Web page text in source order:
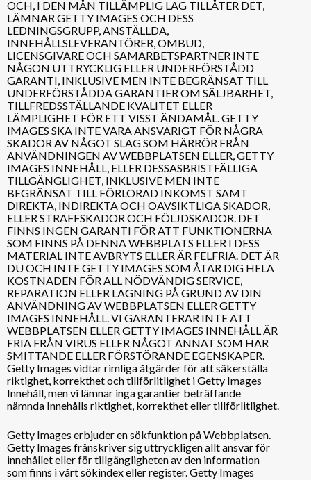
OCH, I DEN MÅN TILLÄMPLIG LAG TILLÅTER DET,
LÄMNAR GETTY IMAGES OCH DESS
LEDNINGSGRUPP, ANSTÄLLDA,
INNEHÅLLSLEVERANTÖRER, OMBUD,
LICENSGIVARE OCH SAMARBETSPARTNER INTE
NÅGON UTTRYCKLIG ELLER UNDERFÖRSTÅDD
GARANTI, INKLUSIVE MEN INTE BEGRÄNSAT TILL
UNDERFÖRSTÅDDA GARANTIER OM SÄLJBARHET,
TILLFREDSSTÄLLANDE KVALITET ELLER
LÄMPLIGHET FÖR ETT VISST ÄNDAMÅL. GETTY
IMAGES SKA INTE VARA ANSVARIGT FÖR NÅGRA
SKADOR AV NÅGOT SLAG SOM HÄRRÖR FRÅN
ANVÄNDNINGEN AV WEBBPLATSEN ELLER, GETTY
IMAGES INNEHÅLL, ELLER DESSASBRISTFÄLLIGA
TILLGÄNGLIGHET, INKLUSIVE MEN INTE
BEGRÄNSAT TILL FÖRLORAD INKOMST SAMT
DIREKTA, INDIREKTA OCH OAVSIKTLIGA SKADOR,
ELLER STRAFFSKADOR OCH FÖLJDSKADOR. DET
FINNS INGEN GARANTI FÖR ATT FUNKTIONERNA
SOM FINNS PÅ DENNA WEBBPLATS ELLER I DESS
MATERIAL INTE AVBRYTS ELLER ÄR FELFRIA. DET ÄR
DU OCH INTE GETTY IMAGES SOM ÅTAR DIG HELA
KOSTNADEN FÖR ALL NÖDVÄNDIG SERVICE,
REPARATION ELLER LAGNING PÅ GRUND AV DIN
ANVÄNDNING AV WEBBPLATSEN ELLER GETTY
IMAGES INNEHÅLL. VI GARANTERAR INTE ATT
WEBBPLATSEN ELLER GETTY IMAGES INNEHÅLL ÄR
FRIA FRÅN VIRUS ELLER NÅGOT ANNAT SOM HAR
SMITTANDE ELLER FÖRSTÖRANDE EGENSKAPER.
Getty Images vidtar rimliga åtgärder för att säkerställa
riktighet, korrekthet och tillförlitlighet i Getty Images
Innehåll, men vi lämnar inga garantier beträffande
nämnda Innehålls riktighet, korrekthet eller tillförlitlighet.
Getty Images erbjuder en sökfunktion på Webbplatsen.
Getty Images frånskriver sig uttryckligen allt ansvar för
innehållet eller för tillgängligheten av den information
som finns i vårt sökindex eller register. Getty Images